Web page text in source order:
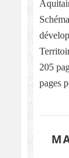
205
pages